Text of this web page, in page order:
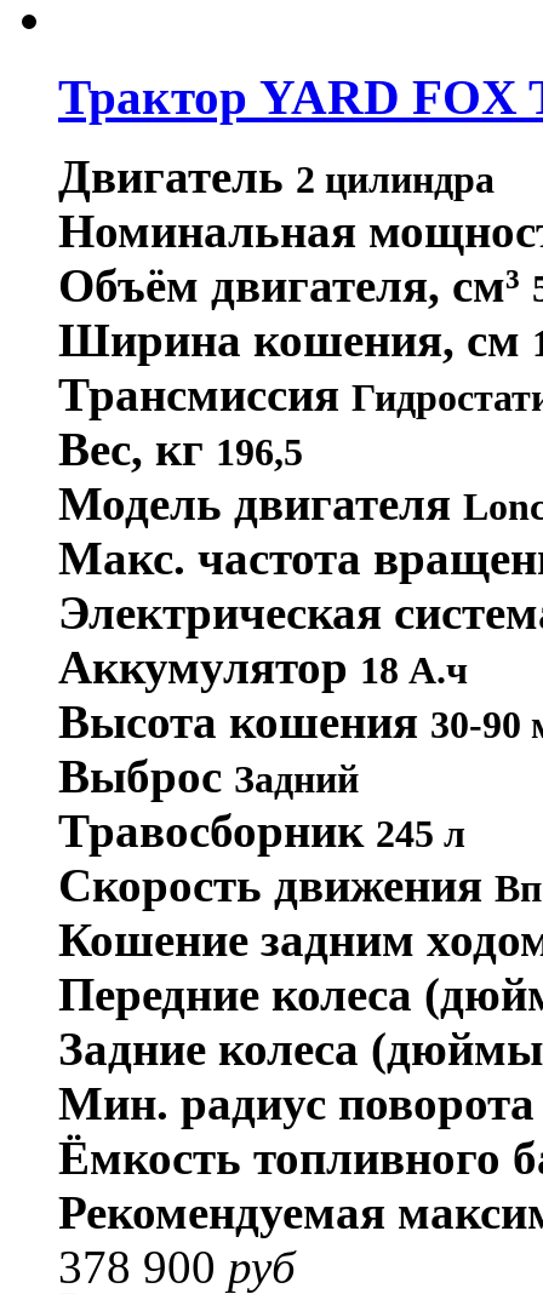
Трактор YARD FOX
Двигатель 2 цилиндра
Номинальная
Объём двигателя, см³
Ширина кошения, см
Трансмиссия
Вес, кг 196,5
Модель двигателя
Макс. частота
Электрическая
Аккумулятор 18 А.ч
Высота кошения 30-90
Выброс Задний
Травосборник 245 л
Скорость движения
Кошение задним
Передние колеса
Задние колеса
Мин. радиус
Ёмкость топливного
Рекомендуемая
378 900 руб